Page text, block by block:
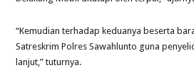
“Kemudian terhadap keduanya beserta
Satreskrim Polres Sawahlunto guna
lanjut,” tuturnya.